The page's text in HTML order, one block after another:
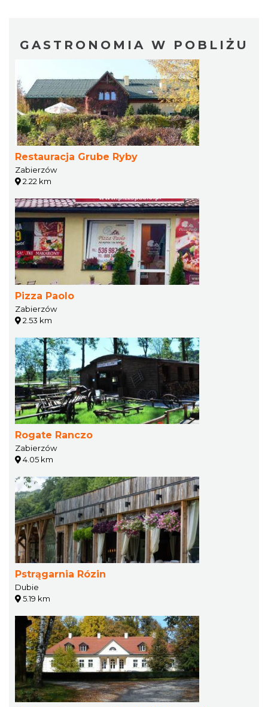
GASTRONOMIA W POBLIŻU
Restauracja Grube Ryby
Zabierzów
2.22 km
Pizza Paolo
Zabierzów
2.53 km
Rogate Ranczo
Zabierzów
4.05 km
Pstrągarnia Rózin
Dubie
5.19 km